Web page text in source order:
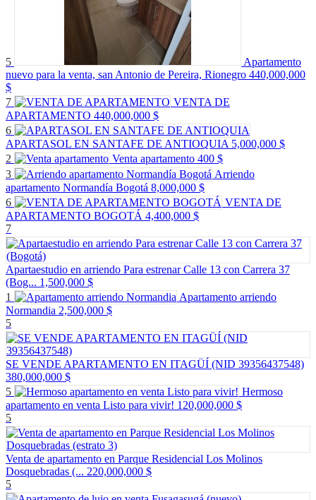
5
Apartamento
nuevo para la venta, san Antonio de Pereira, Rionegro 440,000,000
$
7
VENTA DE
APARTAMENTO 440,000,000 $
6
APARTASOL EN SANTAFE DE ANTIOQUIA 5,000,000 $
2
Venta apartamento 400 $
3
Arriendo
apartamento Normandía Bogotá 8,000,000 $
6
VENTA DE
APARTAMENTO BOGOTÁ 4,400,000 $
7
Apartaestudio en arriendo Para estrenar Calle 13 con Carrera 37
(Bog... 1,500,000 $
1
Apartamento arriendo
Normandia 2,500,000 $
5
SE VENDE APARTAMENTO EN ITAGÜÍ (NID 39356437548)
380,000,000 $
5
Hermoso
apartamento en venta Listo para vivir! 120,000,000 $
5
Venta de apartamento en Parque Residencial Los Molinos
Dosquebradas (... 220,000,000 $
5